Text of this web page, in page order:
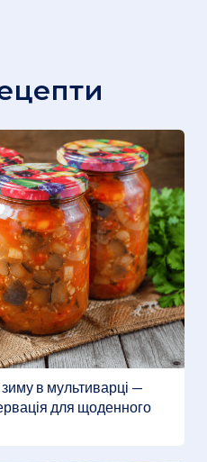
в мультиварці —
для щоденного